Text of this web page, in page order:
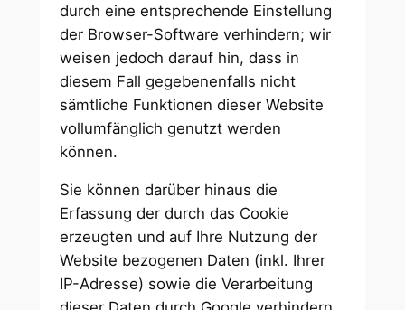
durch eine entsprechende Einstellung
der Browser-Software verhindern; wir
weisen jedoch darauf hin, dass in
diesem Fall gegebenenfalls nicht
sämtliche Funktionen dieser Website
vollumfänglich genutzt werden
können.
Sie können darüber hinaus die
Erfassung der durch das Cookie
erzeugten und auf Ihre Nutzung der
Website bezogenen Daten (inkl. Ihrer
IP-Adresse) sowie die Verarbeitung